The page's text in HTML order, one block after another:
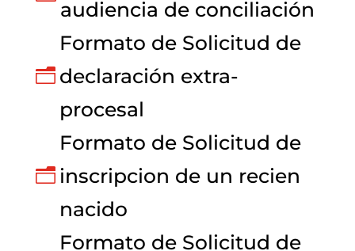
audiencia de conciliación
n
Formato de Solicitud de
declaración extra-
procesal
n
Formato de Solicitud de
inscripcion de un recien
nacido
Formato de Solicitud de